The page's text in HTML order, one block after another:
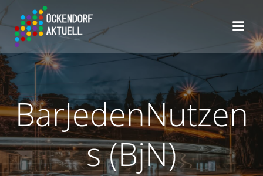
BarJedenNutzen
s (BjN)